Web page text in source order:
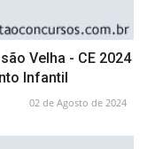
Velha - CE 2024
Infantil
02 de Agosto de 2024